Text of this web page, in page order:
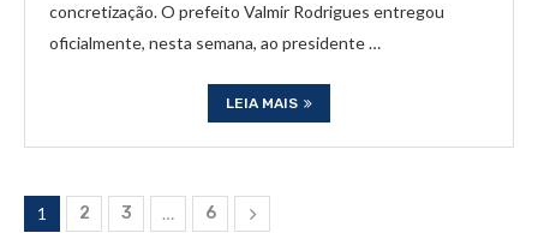
concretização. O prefeito Valmir Rodrigues entregou
oficialmente, nesta semana, ao presidente …
LEIA MAIS
1 2 3 … 6